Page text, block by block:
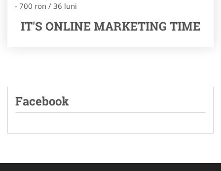
- 700 ron / 36 luni
IT'S ONLINE MARKETING TIME
Facebook